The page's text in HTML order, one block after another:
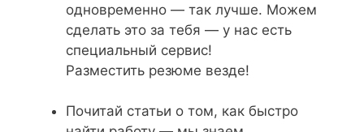
одновременно — так лучше. Можем
сделать это за тебя — у нас есть
специальный сервис!
Разместить резюме везде!
Почитай статьи о том, как быстро